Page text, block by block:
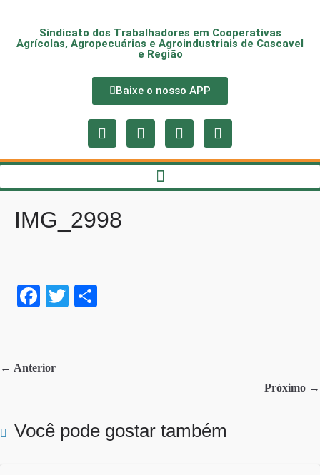
Sindicato dos Trabalhadores em Cooperativas
Agrícolas, Agropecuárias e Agroindustriais de Cascavel
e Região
Baixe o nosso APP
IMG_2998
Fa
ok
T
← Anterior
Próximo →
Você pode gostar também